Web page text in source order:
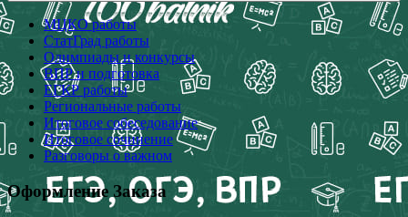
МЦКО работы
СтатГрад работы
Олимпиады и конкурсы
ВПР и подготовка
ЕГКР работы
Региональные работы
Итоговое собеседование
Итоговое сочинение
Разговоры о важном
Оформление Заказа